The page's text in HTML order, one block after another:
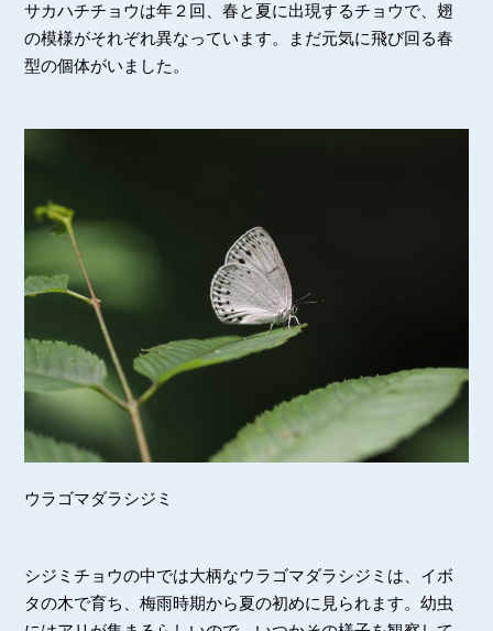
サカハチチョウは年２回、春と夏に出現するチョウで、翅
の模様がそれぞれ異なっています。まだ元気に飛び回る春
型の個体がいました。
ウラゴマダラシジミ
シジミチョウの中では大柄なウラゴマダラシジミは、イボ
タの木で育ち、梅雨時期から夏の初めに見られます。幼虫